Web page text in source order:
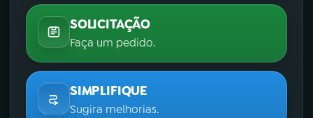
SOLICITAÇÃO
Faça um pedido.
SIMPLIFIQUE
Sugira melhorias.